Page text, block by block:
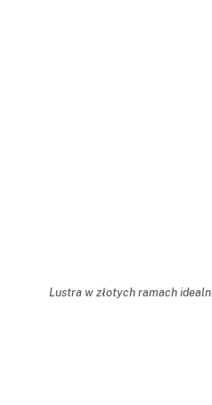
Lustra w złotych ramach